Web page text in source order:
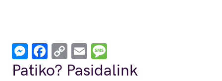
Messenger
Facebook
Copy
Link
Email
Patiko? Pasidalink